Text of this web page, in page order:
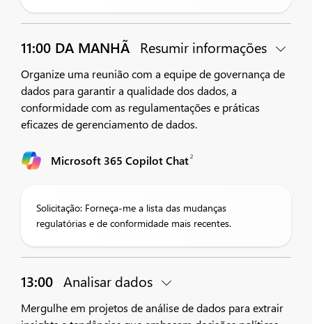
11:00 DA MANHÃ Resumir informações
Organize uma reunião com a equipe de governança de
dados para garantir a qualidade dos dados, a
conformidade com as regulamentações e práticas
eficazes de gerenciamento de dados.
Microsoft 365 Copilot Chat2
Solicitação: Forneça-me a lista das mudanças
regulatórias e de conformidade mais recentes.
13:00 Analisar dados
Mergulhe em projetos de análise de dados para extrair